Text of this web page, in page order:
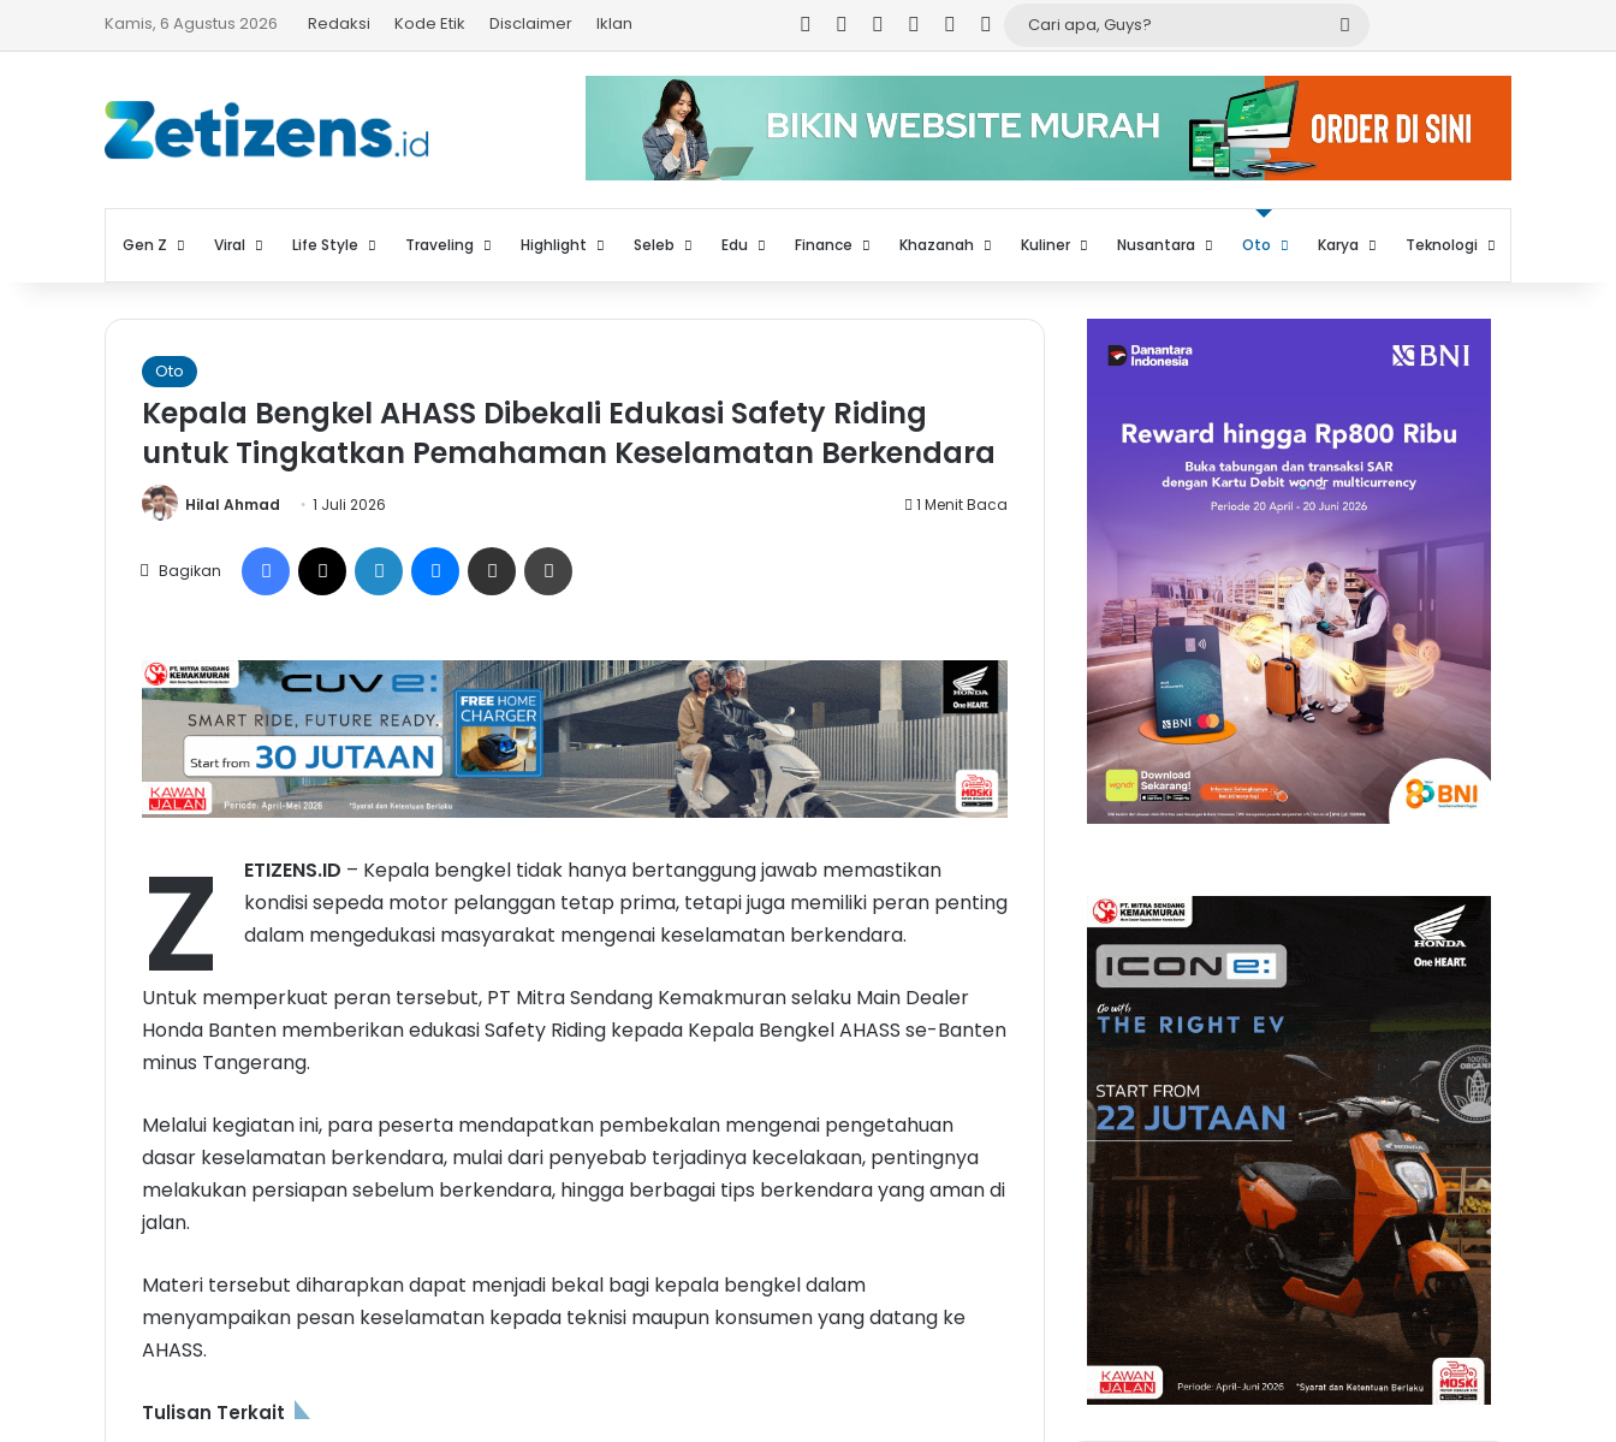
Kamis, 6 Agustus 2026 Redaksi Kode Etik Disclaimer Iklan FacebookYouTubeInstagram
TikTokLog In
Guys?
Gen Z Viral Life Style Traveling Highlight Seleb Edu Finance Khazanah Kuliner Nusantara Oto Karya Teknologi
Oto
Kepala Bengkel AHASS Dibekali Edukasi Safety Riding
untuk Tingkatkan Pemahaman Keselamatan Berkendara
Hilal Ahmad 1 Juli 2026 1 Menit Baca
Bagikan
Facebook LinkedIn Messenger
Share via Email
Z ETIZENS.ID – Kepala bengkel tidak hanya bertanggung jawab memastikan
kondisi sepeda motor pelanggan tetap prima, tetapi juga memiliki peran penting
dalam mengedukasi masyarakat mengenai keselamatan berkendara.
Untuk memperkuat peran tersebut, PT Mitra Sendang Kemakmuran selaku Main Dealer
Honda Banten memberikan edukasi Safety Riding kepada Kepala Bengkel AHASS se-Banten
minus Tangerang.
Melalui kegiatan ini, para peserta mendapatkan pembekalan mengenai pengetahuan
dasar keselamatan berkendara, mulai dari penyebab terjadinya kecelakaan, pentingnya
melakukan persiapan sebelum berkendara, hingga berbagai tips berkendara yang aman di
jalan.
Materi tersebut diharapkan dapat menjadi bekal bagi kepala bengkel dalam
menyampaikan pesan keselamatan kepada teknisi maupun konsumen yang datang ke
AHASS.
Tulisan Terkait